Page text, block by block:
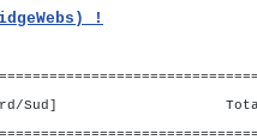
!
Nord/Sud] Total